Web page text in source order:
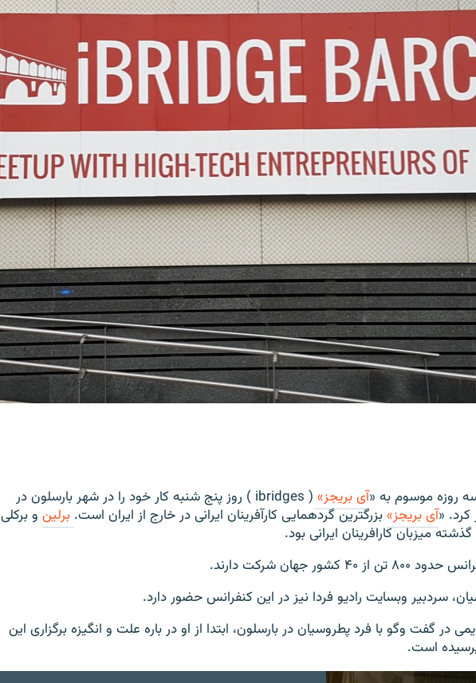
روزه موسوم به «آی بریجز»
( ibridges ) روز پنج شنبه کار خود را در شهر بارسلون در
کرد. «آی بریجز»بزرگترین گردهمایی کارآفرینان ایرانی در خارج از ایران است. برلین و برکلی
میزبان کارافرینان ایرانی بود.
۴۰ کشور جهان شرکت دارند.
سردبیر وبسایت رادیو فردا نیز در این کنفرانس حضور دارد.
در گفت وگو با فرد پطروسیان در بارسلون،‌ ابتدا از او در باره علت و انگیزه برگزاری این
است.